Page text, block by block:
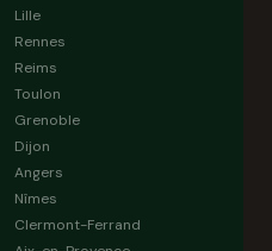
Lille
Rennes
Reims
Toulon
Grenoble
Dijon
Angers
Nîmes
Clermont-Ferrand